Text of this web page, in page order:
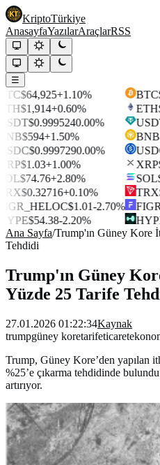
KriptoTürkiye
AnasayfaYazılarAraçlarRSS
☰
$64,925+1.10%
$1,914+0.60%
$0.9995240.00%
$594+1.50%
$0.9997290.00%
$1.03+1.00%
$74.76+2.80%
$0.32716+0.10%
$1.01-2.70%
$54.38-2.20%
BTC
ETH
BNB
XRP
SOL
TRX
Ana Sayfa/Trump'ın Güney Kore
Tehdidi
Trump'ın Güney
Yüzde 25 Tarife
27.01.2026 01:22:34Kaynak
trumpgüney koretarifeticaret
Trump, Güney Kore’den yapılan
%25’e çıkarma tehdidinde
artırıyor.